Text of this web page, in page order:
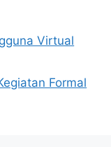
Virtual
Formal